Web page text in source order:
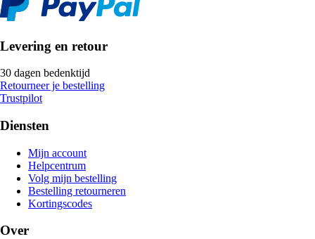
Levering en retour
30 dagen bedenktijd
Retourneer je bestelling
Trustpilot
Diensten
Mijn account
Helpcentrum
Volg mijn bestelling
Bestelling retourneren
Kortingscodes
Over